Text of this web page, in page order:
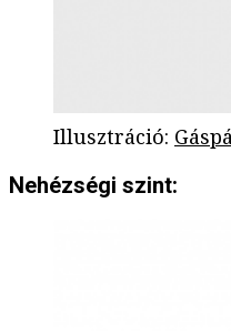
Illusztráció:
Nehézségi szint: